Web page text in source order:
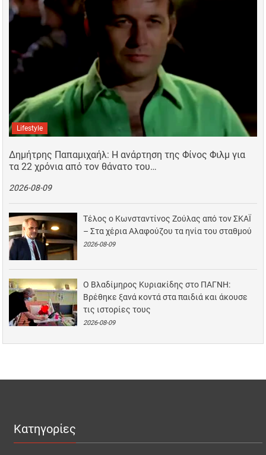
Lifestyle
Δημήτρης Παπαμιχαήλ: Η ανάρτηση της Φίνος Φιλμ για
τα 22 χρόνια από τον θάνατο του…
2026-08-09
Τέλος ο Κωνσταντίνος Ζούλας από τον ΣΚΑΪ
– Στα χέρια Αλαφούζου τα ηνία του σταθμού
2026-08-09
Ο Βλαδίμηρος Κυριακίδης στο ΠΑΓΝΗ:
Βρέθηκε ξανά κοντά στα παιδιά και άκουσε
τις ιστορίες τους
2026-08-09
Κατηγορίες